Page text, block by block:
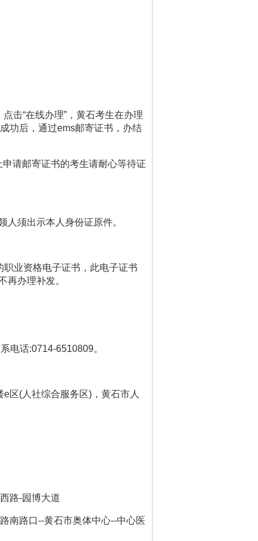
点击“在线办理” ，黄石考生在办理
功后，通过ems邮寄证书，办结
申请邮寄证书的考生请耐心等待证
须出示本人身份证原件。
职业资格电子证书，此电子证书
再办理补发。
电话:0714-6510809。
e区( 人社综合服务区) ，黄石市人
路-园博大道
南路口--黄石市奥体中心--中心医